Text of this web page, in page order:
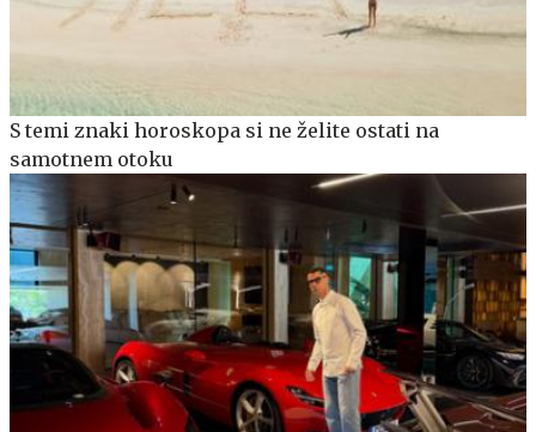
S temi znaki horoskopa si ne želite ostati na
samotnem otoku